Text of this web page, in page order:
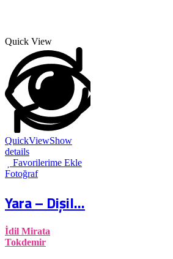
Quick View
QuickViewShow
details
Favorilerime Ekle
Fotoğraf
Yara – Dişil...
İdil Mirata
Tokdemir